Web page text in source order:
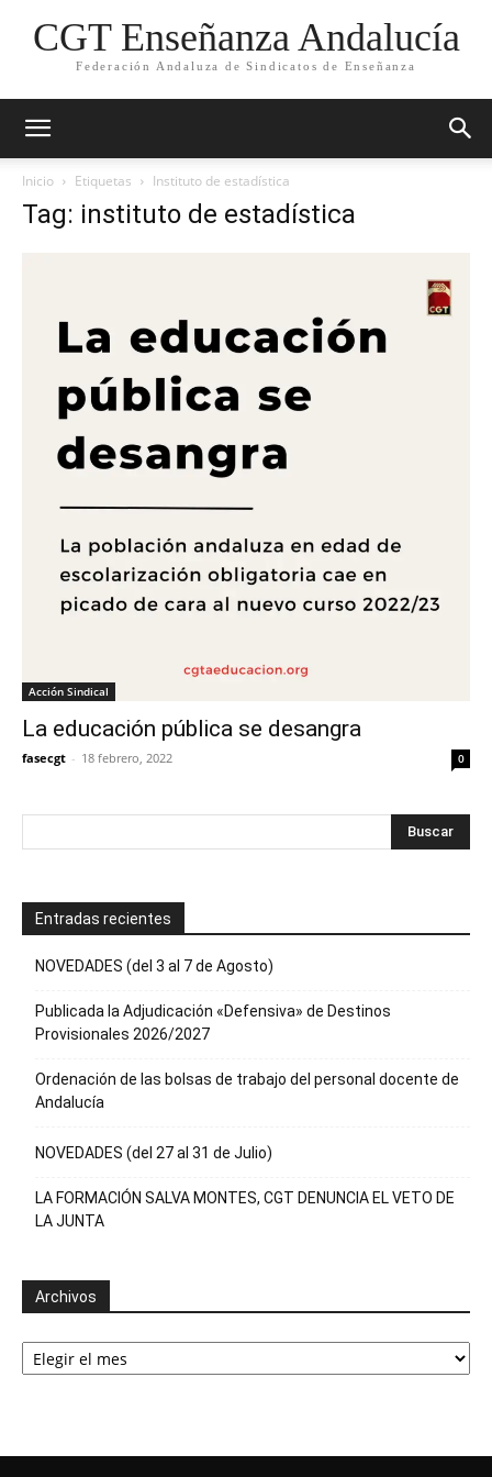
CGT Enseñanza Andalucía
Federación Andaluza de Sindicatos de Enseñanza
Inicio Etiquetas Instituto de estadística
Tag: instituto de estadística
Acción Sindical
La educación pública se desangra
fasecgt - 18 febrero, 2022 0
Entradas recientes
NOVEDADES (del 3 al 7 de Agosto)
Publicada la Adjudicación «Defensiva» de Destinos
Provisionales 2026/2027
Ordenación de las bolsas de trabajo del personal docente de
Andalucía
NOVEDADES (del 27 al 31 de Julio)
LA FORMACIÓN SALVA MONTES, CGT DENUNCIA EL VETO DE
LA JUNTA
Archivos
Archivos